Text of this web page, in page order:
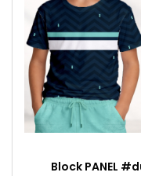
Block PANEL